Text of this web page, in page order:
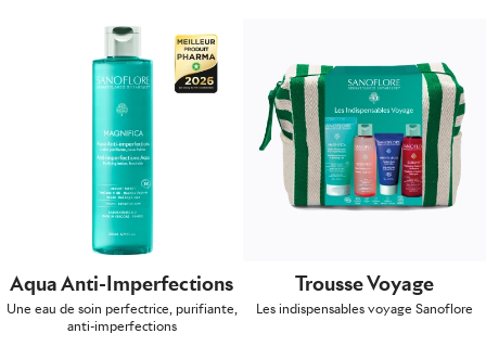
Aqua Anti-Imperfections
Une eau de soin perfectrice, purifiante,
anti-imperfections
Trousse Voyage
Les indispensables voyage Sanoflore